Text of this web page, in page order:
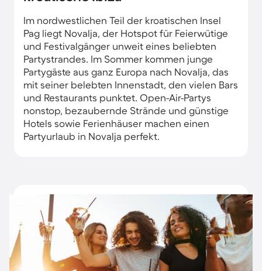
Im nordwestlichen Teil der kroatischen Insel
Pag liegt Novalja, der Hotspot für Feierwütige
und Festivalgänger unweit eines beliebten
Partystrandes. Im Sommer kommen junge
Partygäste aus ganz Europa nach Novalja, das
mit seiner belebten Innenstadt, den vielen Bars
und Restaurants punktet. Open-Air-Partys
nonstop, bezaubernde Strände und günstige
Hotels sowie Ferienhäuser machen einen
Partyurlaub in Novalja perfekt.